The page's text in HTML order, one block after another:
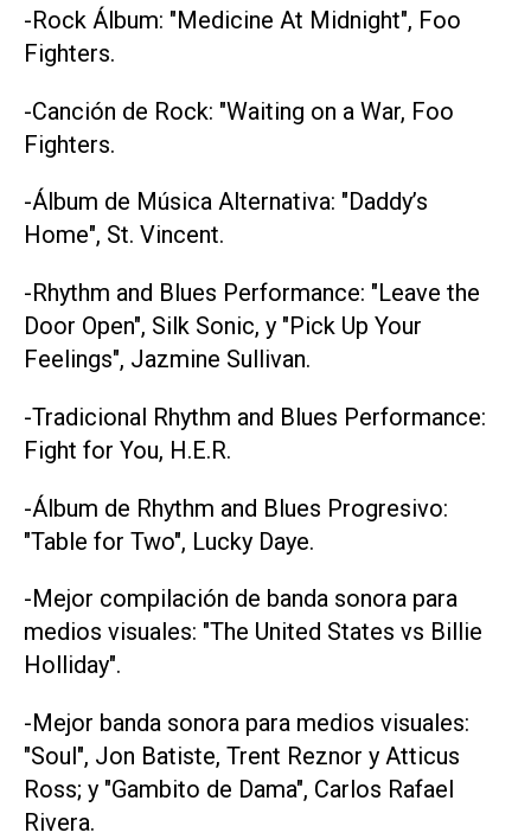
-Rock Álbum: "Medicine At Midnight", Foo
Fighters.
-Canción de Rock: "Waiting on a War, Foo
Fighters.
-Álbum de Música Alternativa: "Daddy’s
Home", St. Vincent.
-Rhythm and Blues Performance: "Leave the
Door Open", Silk Sonic, y "Pick Up Your
Feelings", Jazmine Sullivan.
-Tradicional Rhythm and Blues Performance:
Fight for You, H.E.R.
-Álbum de Rhythm and Blues Progresivo:
"Table for Two", Lucky Daye.
-Mejor compilación de banda sonora para
medios visuales: "The United States vs Billie
Holliday".
-Mejor banda sonora para medios visuales:
"Soul", Jon Batiste, Trent Reznor y Atticus
Ross; y "Gambito de Dama", Carlos Rafael
Rivera.